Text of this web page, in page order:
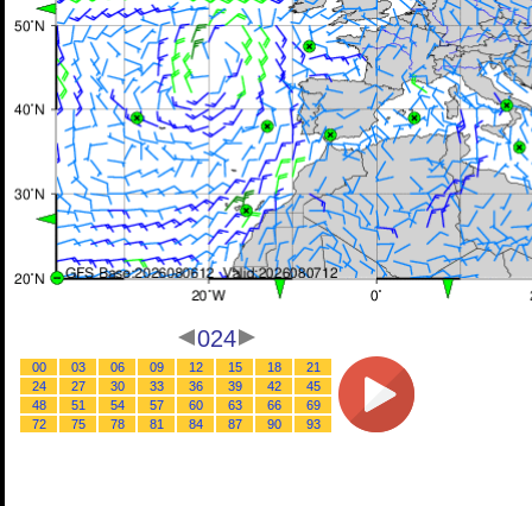
024
00 03 06 09 12 15 18
21
24
27 30 33 36 39 42
45
48
51 54 57 60 63 66
69
72
75 78 81 84 87 90 93